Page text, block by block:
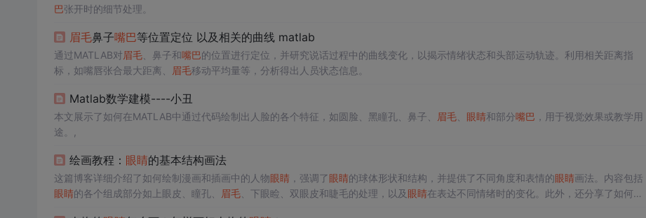
巴张开时的细节处理。
眉毛鼻子嘴巴等位置定位 以及相关的曲线 matlab
通过MATLAB对眉毛、鼻子和嘴巴的位置进行定位，并研究说话过程中的曲线变化，以揭示情绪状态和头部运动轨迹。利用相关距离指
标，如嘴唇张合最大距离、
眉毛移动平均量等，分析得出人员状态信息。
Matlab数学建模----小丑
本文展示了如何在MATLAB中通过代码绘制出人脸的各个特征，如圆脸、黑瞳孔、鼻子、 眉毛、 眼睛和部分嘴巴 ，用于视觉效果或教学用
途。,
绘画教程： 眼睛的基本结构画法
这篇博客详细介绍了如何绘制漫画和插画中的人物眼睛，强调了眼睛的球体形状和结构，并提供了不同角度和表情的眼睛画法。内容包括
眼睛的各个组成部分如上眼皮、瞳孔、 眉毛、下眼睑、双眼皮和睫毛的处理，以及 眼睛在表达不同情绪时的变化。此外，还分享了如何通